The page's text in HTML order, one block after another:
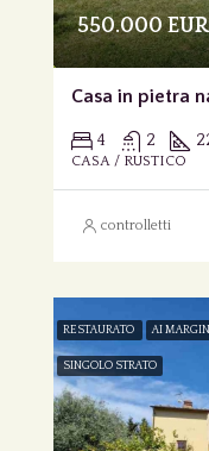
550.000 EUR
Casa in pietra
4 2
CASA / RUSTICO
controlletti
RESTAURATO AI
SINGOLO STRATO